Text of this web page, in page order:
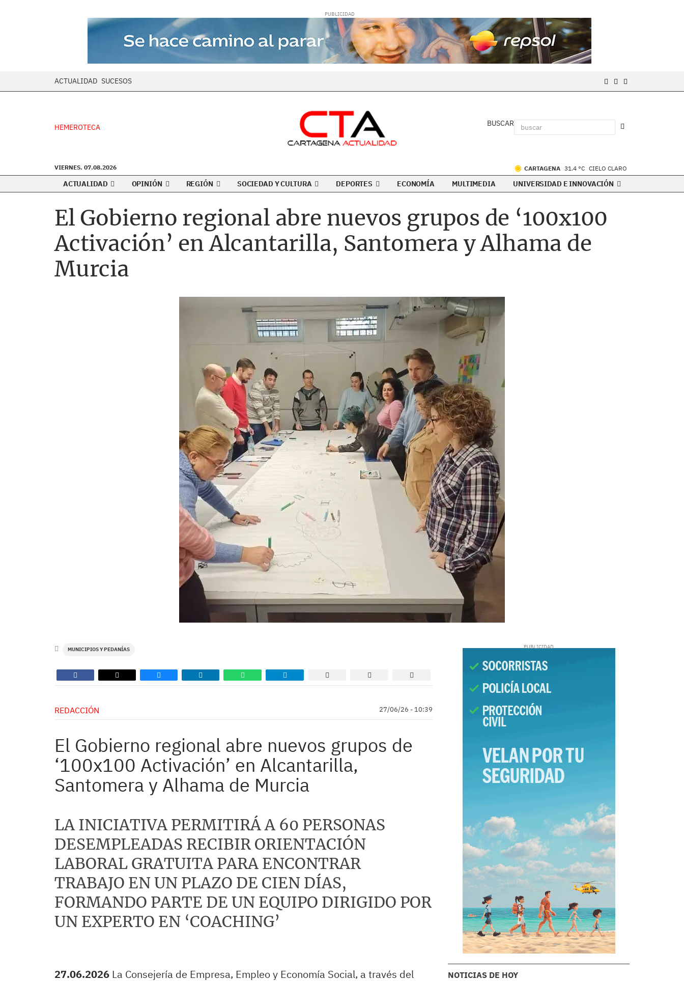
ACTUALIDAD SUCESOS
HEMEROTECA BUSCAR
VIERNES. 07.08.2026 CARTAGENA 31.4 °C CIELO CLARO
ACTUALIDAD OPINIÓN REGIÓN SOCIEDAD Y CULTURA DEPORTES ECONOMÍA MULTIMEDIA UNIVERSIDAD E INNOVACIÓN
El Gobierno regional abre nuevos grupos de ‘100x100
Activación’ en Alcantarilla, Santomera y Alhama de
Murcia
MUNICIPIOS Y PEDANÍAS
REDACCIÓN 27/06/26 - 10:39
El Gobierno regional abre nuevos grupos de
‘100x100 Activación’ en Alcantarilla,
Santomera y Alhama de Murcia
LA INICIATIVA PERMITIRÁ A 60 PERSONAS
DESEMPLEADAS RECIBIR ORIENTACIÓN
LABORAL GRATUITA PARA ENCONTRAR
TRABAJO EN UN PLAZO DE CIEN DÍAS,
FORMANDO PARTE DE UN EQUIPO DIRIGIDO POR
UN EXPERTO EN ‘COACHING’
27.06.2026 La Consejería de Empresa, Empleo y Economía Social, a través del
NOTICIAS DE HOY